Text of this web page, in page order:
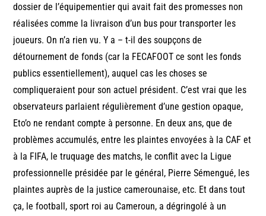
dossier de l’équipementier qui avait fait des promesses non
réalisées comme la livraison d’un bus pour transporter les
joueurs. On n’a rien vu. Y a – t-il des soupçons de
détournement de fonds (car la FECAFOOT ce sont les fonds
publics essentiellement), auquel cas les choses se
compliqueraient pour son actuel président. C’est vrai que les
observateurs parlaient régulièrement d’une gestion opaque,
Eto’o ne rendant compte à personne. En deux ans, que de
problèmes accumulés, entre les plaintes envoyées à la CAF et
à la FIFA, le truquage des matchs, le conflit avec la Ligue
professionnelle présidée par le général, Pierre Sémengué, les
plaintes auprès de la justice camerounaise, etc. Et dans tout
ça, le football, sport roi au Cameroun, a dégringolé à un